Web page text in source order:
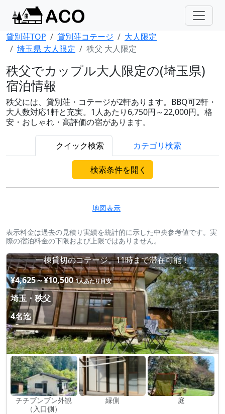
貸別荘TOP 貸別荘コテージ
大人限定
埼玉県 大人限定
秩父 大人限定
秩父でカップル大人限定の(埼玉県)
宿泊情報
秩父には、貸別荘・コテージが2軒あります。BBQ可2軒・
大人数対応1軒と充実。1人あたり6,750円～22,000円。格
安・おしゃれ・高評価の宿があります。
クイック検索 カテゴリ検索
検索条件を開く
地図表示
表示料金は過去の見積り実績を統計的に示した中央参考値です。実
際の宿泊料金の下限および上限ではありません。
一棟貸切のコテージ。11時まで滞在可能！
¥4,625～¥10,500 1人あたり目安
埼玉・秩父
4名迄
チチブンブン外観
（入口側）
縁側 庭